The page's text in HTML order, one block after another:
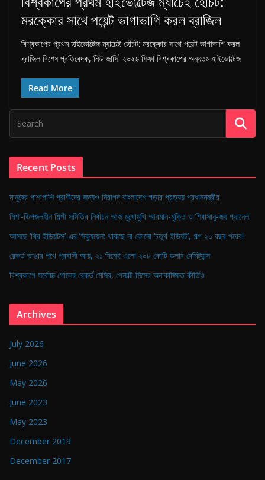
n
g
l
a
e
s
মরক্কোর সাথে পয়েন্ট ভাগাভাগি করল ব্রাজিল
বিশ্বকাপের প্রথম হাইভোল্টেজ ম্যাচেই হোঁচট: মরক্কোর সাথে পয়েন্ট ভাগাভাগি করল
ব্রাজিল বিশেষ প্রতিবেদক, নিউ জার্সি: ২০২৬ ফিফা বিশ্বকাপের অন্যতম হাইভোল্টেজ
Read More
Recent Posts
মানুষের পাশাপাশি প্রাণীদের জন্যও নিরাপদ বাংলাদেশ গড়ার প্রত্যয় প্রধানমন্ত্রীর
মিশা-ডিপজলহীন শিল্পী সমিতির নির্বাচন আজ মুখোমুখি আরমান-মুক্তি ও শিবাসানু-জয় প্যানেল
আসছে ‘থ্রি ইডিয়টস’-এর সিক্যুয়েল: থাকছে না কোনো ‘চতুর্থ ইডিয়ট’, গল্প ২০ বছর পরের!
রেকর্ড ভাঙার পথে প্রবাসী আয়, ২১ দিনেই এলো ২০৮ কোটি ডলার রেমিট্যান্স
বিশ্বকাপে সর্বোচ্চ গোলের রেকর্ড মেসির, পেনাল্টি মিসের অনাকাঙ্ক্ষিত কীর্তিও
Archives
July 2026
June 2026
May 2026
June 2023
May 2023
December 2019
December 2017